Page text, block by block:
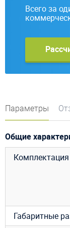
Всего за
Параметры
Общие
Комплектация
Габаритные